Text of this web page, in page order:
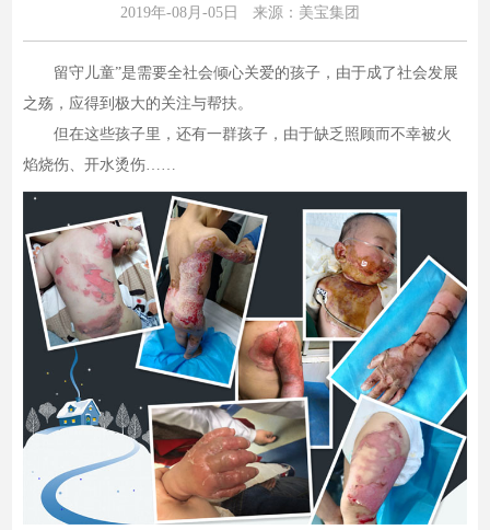
2019年-08月-05日 来源：美宝集团
留守儿童”是需要全社会倾心关爱的孩子，由于成了社会发展
之殇，应得到极大的关注与帮扶。
但在这些孩子里，还有一群孩子，由于缺乏照顾而不幸被火
焰烧伤、开水烫伤……